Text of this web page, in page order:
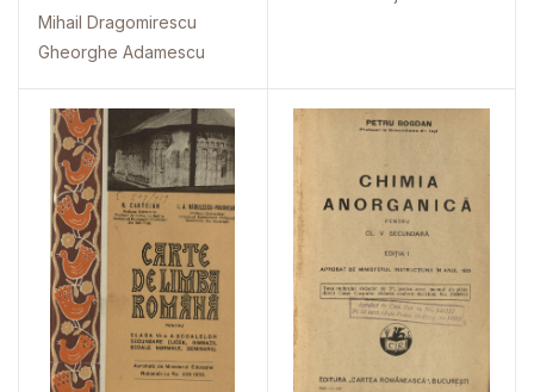
Mihail Dragomirescu
Gheorghe Adamescu